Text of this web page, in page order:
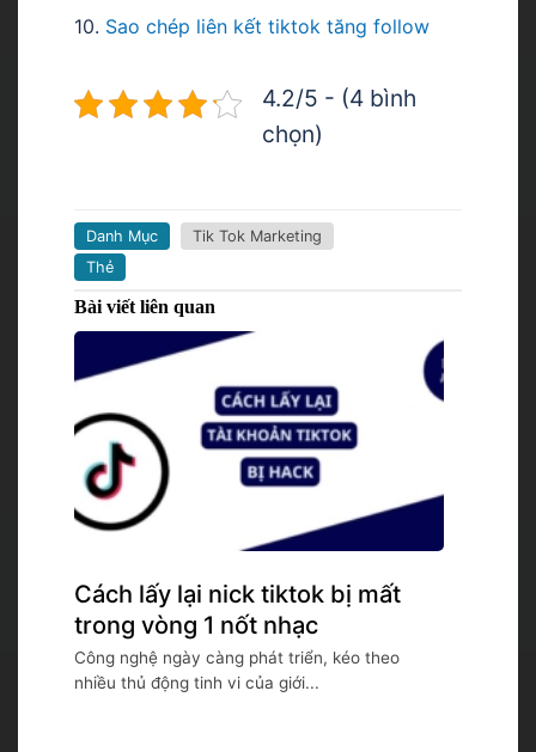
10. Sao chép liên kết tiktok tăng follow
4.2/5 - (4 bình
chọn)
Danh Mục
Tik Tok Marketing
Thẻ
Bài viết liên quan
Cách lấy lại nick tiktok bị mất
trong vòng 1 nốt nhạc
Công nghệ ngày càng phát triển, kéo theo
nhiều thủ động tinh vi của giới...